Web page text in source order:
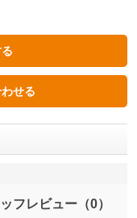
フレビュー（0）